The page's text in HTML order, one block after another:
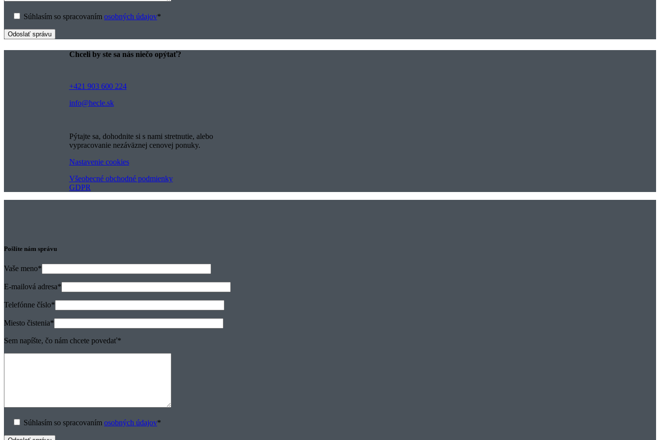
Vaše meno*
E-mailová adresa
Telefónne číslo*
Sem napíšte, čo nám chcete povedať*
Súhlasím so spracovanímosobných údajov
Nastavenie cookies
Všeobecné obchodné podmienky
GDPR
Vaše meno*
E-mailová adresa